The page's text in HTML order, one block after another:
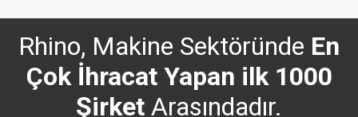
Rhino, Makine Sektöründe En
Çok İhracat Yapan ilk 1000
Şirket Arasındadır.